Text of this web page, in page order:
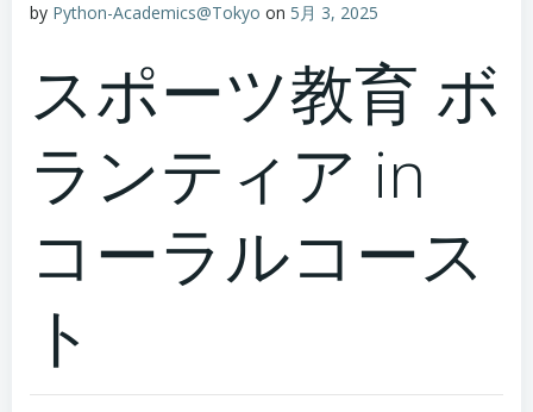
by Python-Academics@Tokyo on 5月 3, 2025
スポーツ教育 ボ
ランティア in
コーラルコース
ト